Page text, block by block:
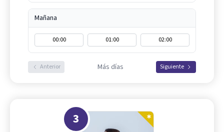
Mañana
00:00 01:00 02:00
Anterior Más días Siguiente
3